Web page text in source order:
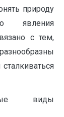
природу
явления
с тем,
виды